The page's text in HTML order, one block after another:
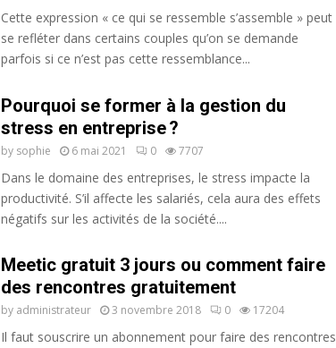
Cette expression « ce qui se ressemble s’assemble » peut
se refléter dans certains couples qu’on se demande
parfois si ce n’est pas cette ressemblance...
Pourquoi se former à la gestion du
stress en entreprise ?
by sophie 6 mai 2021 0 7707
Dans le domaine des entreprises, le stress impacte la
productivité. S’il affecte les salariés, cela aura des effets
négatifs sur les activités de la société....
Meetic gratuit 3 jours ou comment faire
des rencontres gratuitement
by administrateur 3 novembre 2018 0 17204
Il faut souscrire un abonnement pour faire des rencontres